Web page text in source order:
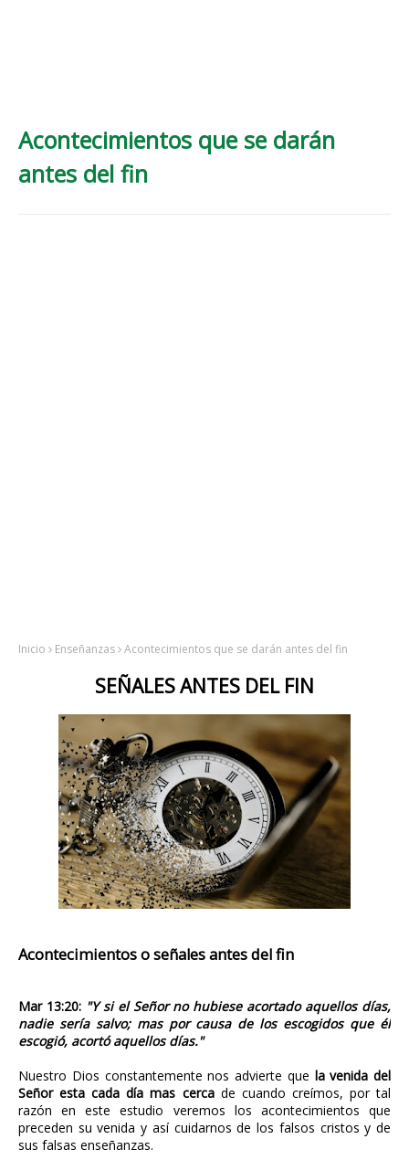
Acontecimientos que se darán
antes del fin
Inicio Enseñanzas Acontecimientos que se darán antes del fin
SEÑALES ANTES DEL FIN
Acontecimientos o señales antes del fin
Mar 13:20: "Y si el Señor no hubiese acortado aquellos días,
nadie sería salvo; mas por causa de los escogidos que él
escogió, acortó aquellos días."
Nuestro Dios constantemente nos advierte que la venida del
Señor esta cada día mas cercade cuando creímos, por tal
razón en este estudio veremos los acontecimientos que
preceden su venida y así cuidarnos de los falsos cristos y de
sus falsas enseñanzas.